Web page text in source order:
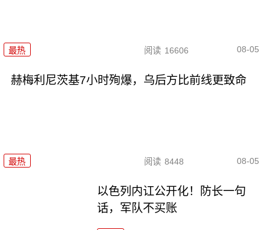
最热 阅读 16606 08-05
赫梅利尼茨基7小时殉爆，乌后方比前线更致命
最热 阅读 8448 08-05
以色列内讧公开化！防长一句
话，军队不买账